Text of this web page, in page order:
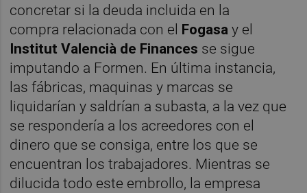
concretar si la deuda incluida en la
compra relacionada con el Fogasa y el
Institut Valencià de Finances se sigue
imputando a Formen. En última instancia,
las fábricas, maquinas y marcas se
liquidarían y saldrían a subasta, a la vez que
se respondería a los acreedores con el
dinero que se consiga, entre los que se
encuentran los trabajadores. Mientras se
dilucida todo este embrollo, la empresa